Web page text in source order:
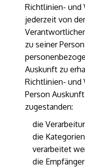
Richtlinien- und
jederzeit von
zu seiner
Auskunft zu
Richtlinien- und
Person
zugestanden:
die
die
verarbeitet
die